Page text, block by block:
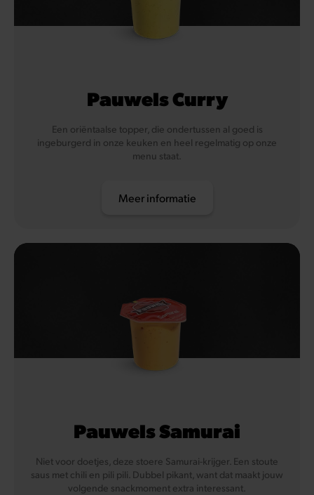
Pauwels Curry
Een oriëntaalse topper, die ondertussen al goed is
ingeburgerd in onze keuken en heel regelmatig op onze
menu staat.
Meer informatie
Pauwels Samurai
Niet voor doetjes, deze stoere Samurai-krijger. Een stoute
saus met chili en pili pili. Dubbel pikant, want dat maakt jouw
volgende snackmoment extra interessant.